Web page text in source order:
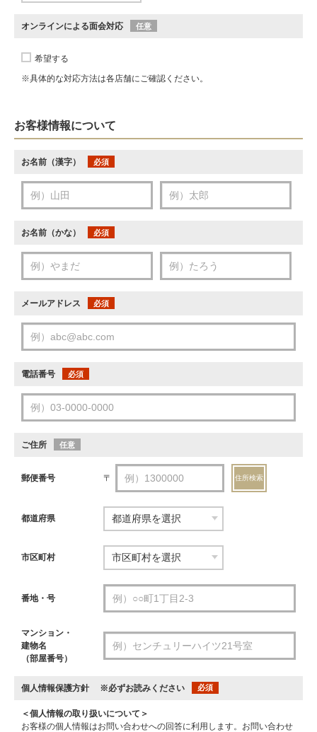
オンラインによる面会対応 任意
希望する
※具体的な対応方法は各店舗にご確認ください。
お客様情報について
お名前（漢字） 必須
お名前（かな） 必須
メールアドレス 必須
電話番号 必須
ご住所 任意
郵便番号 〒 住所検索
都道府県
市区町村
番地・号
マンション・
建物名
（部屋番号）
個人情報保護方針 ※必ずお読みください 必須
＜個人情報の取り扱いについて＞
お客様の個人情報はお問い合わせへの回答に利用します。お問い合わせ